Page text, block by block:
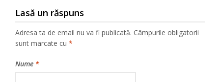
Lasă un răspuns
Adresa ta de email nu va fi publicată. Câmpurile obligatorii
sunt marcate cu*
Nume *